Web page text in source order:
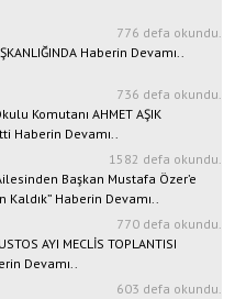
776 defa okundu.
Haberin Devamı..
736 defa okundu.
Komutanı AHMET AŞIK
Haberin Devamı..
1582 defa okundu.
Başkan Mustafa Özer’e
Kaldık” Haberin Devamı..
770 defa okundu.
AYI MECLİS TOPLANTISI
Devamı..
603 defa okundu.